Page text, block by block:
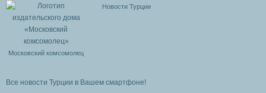
Московский комсомолец
Новости Турции
Все новости Турции в Вашем смартфоне!